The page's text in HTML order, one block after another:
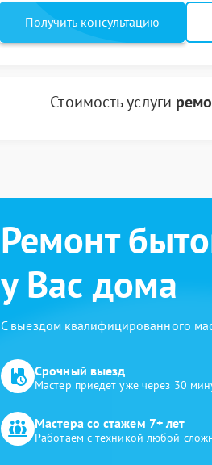
Получить консультацию
Стоимость услуги
Ремонт
у Вас дома
С выездом квалифицированного
Срочный выезд
Мастер приедет уже через 30
Мастера со стажем 7+ лет
Работаем с техникой любой